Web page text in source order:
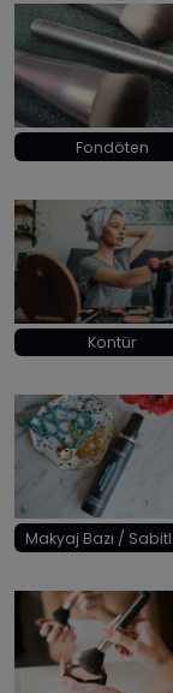
Fondöten
Kontür
Makyaj Bazı /